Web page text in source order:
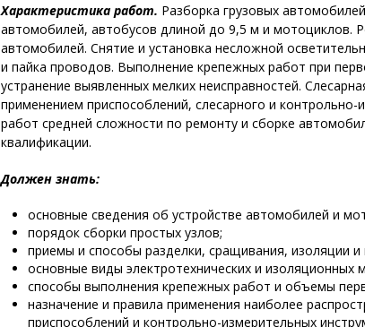
Характеристика работ. Разборка грузовых
автомобилей, автобусов длиной до 9,5 м и мотоциклов.
автомобилей. Снятие и установка несложной
и пайка проводов. Выполнение крепежных работ при
устранение выявленных мелких неисправностей.
применением приспособлений, слесарного и
работ средней сложности по ремонту и сборке
квалификации.
Должен знать:
основные сведения об устройстве автомобилей и
порядок сборки простых узлов;
приемы и способы разделки, сращивания, изоляции и
основные виды электротехнических и изоляционных
способы выполнения крепежных работ и объемы
назначение и правила применения наиболее
приспособлений и контрольно-измерительных